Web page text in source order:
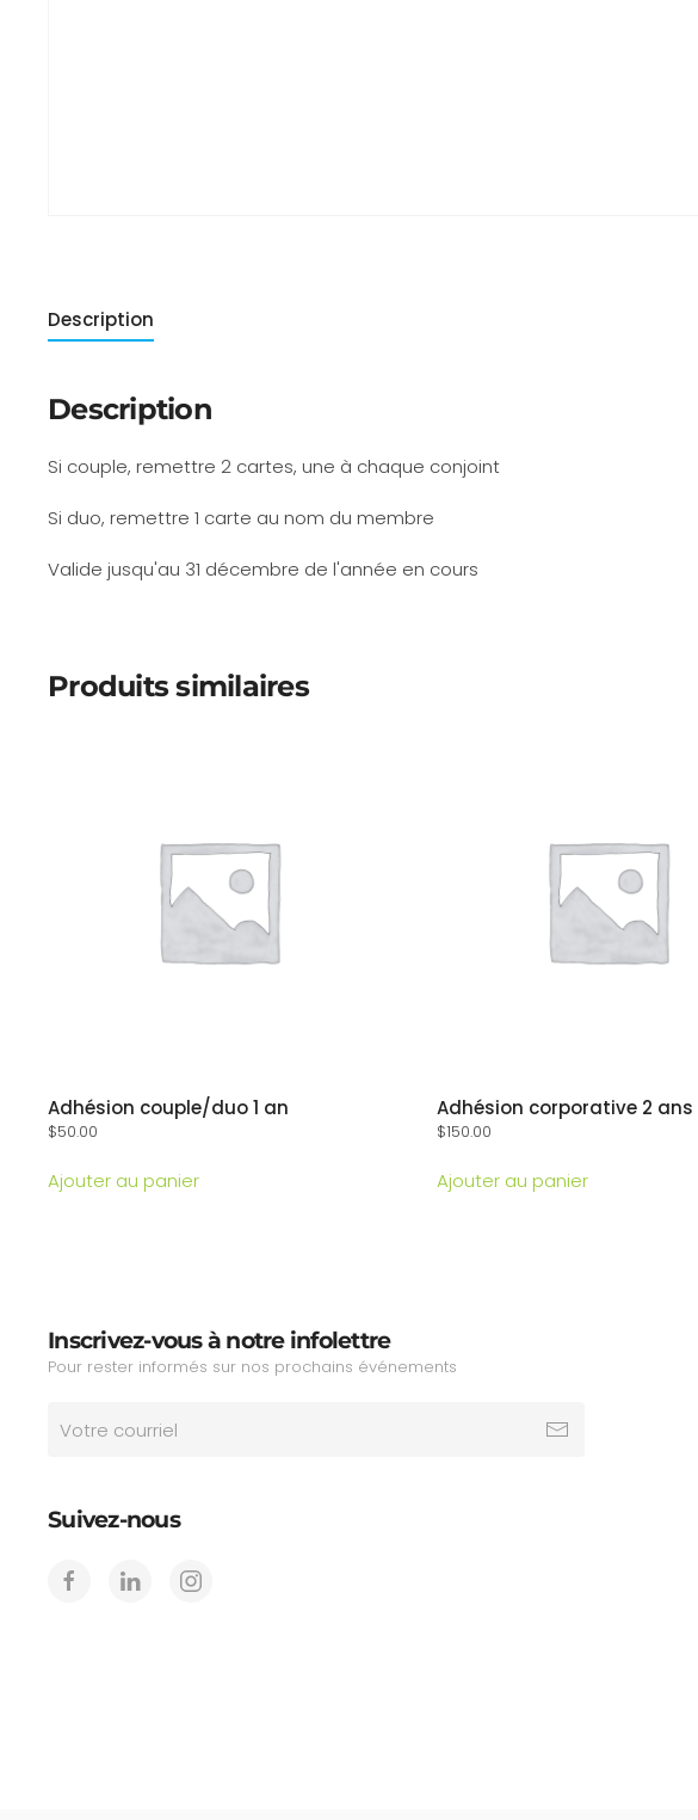
Description
Description
Si couple, remettre 2 cartes, une à chaque conjoint
Si duo, remettre 1 carte au nom du membre
Valide jusqu'au 31 décembre de l'année en cours
Produits similaires
Adhésion couple/duo 1 an
$50.00
Ajouter au panier
Adhésion corporative 2 ans
$150.00
Ajouter au panier
Inscrivez-vous à notre infolettre
Pour rester informés sur nos prochains événements
Suivez-nous